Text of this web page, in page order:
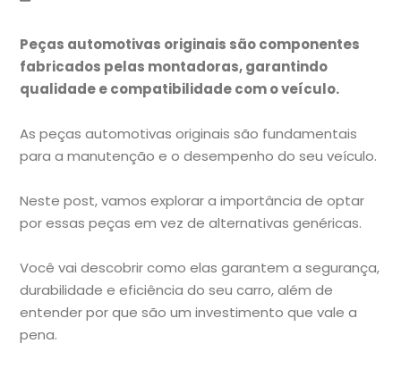
Peças automotivas originais são componentes
fabricados pelas montadoras, garantindo
qualidade e compatibilidade com o veículo.
As peças automotivas originais são fundamentais
para a manutenção e o desempenho do seu veículo.
Neste post, vamos explorar a importância de optar
por essas peças em vez de alternativas genéricas.
Você vai descobrir como elas garantem a segurança,
durabilidade e eficiência do seu carro, além de
entender por que são um investimento que vale a
pena.